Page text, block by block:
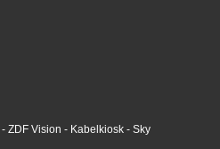
- ZDF Vision - Kabelkiosk - Sky